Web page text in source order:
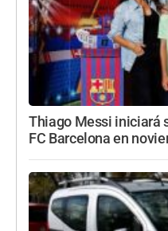
Thiago Messi iniciará
FC Barcelona en